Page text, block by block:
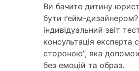
Ви бачите дитину
бути ґейм-дизайнером?
індивідуальний звіт
консультація експерта
стороною”, яка
без емоцій та образ.